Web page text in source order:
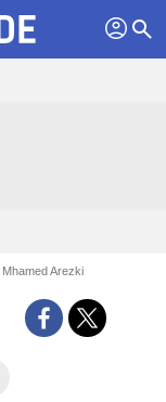
profil search
Mhamed Arezki